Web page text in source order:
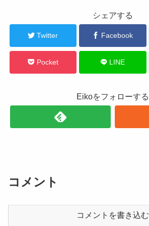
シェアする
Twitter Facebook
Pocket LINE
Eikoをフォローする
コメント
コメントを書き込む